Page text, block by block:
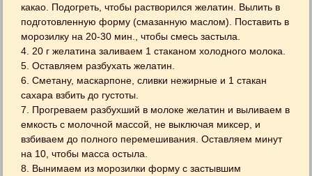
какао. Подогреть, чтобы растворился желатин. Вылить в
подготовленную форму (смазанную маслом). Поставить в
морозилку на 20-30 мин., чтобы смесь застыла.
4. 20 г желатина заливаем 1 стаканом холодного молока.
5. Оставляем разбухать желатин.
6. Сметану, маскарпоне, сливки нежирные и 1 стакан
сахара взбить до густоты.
7. Прогреваем разбухший в молоке желатин и выливаем в
емкость с молочной массой, не выключая миксер, и
взбиваем до полного перемешивания. Оставляем минут
на 10, чтобы масса остыла.
8. Вынимаем из морозилки форму с застывшим